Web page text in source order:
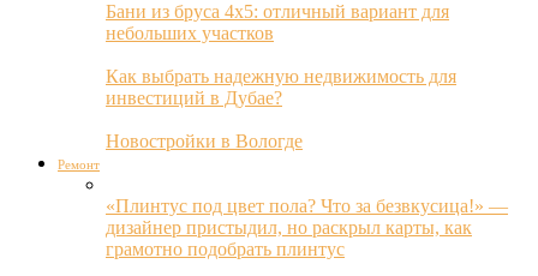
Бани из бруса 4х5: отличный вариант для
небольших участков
Как выбрать надежную недвижимость для
инвестиций в Дубае?
Новостройки в Вологде
Ремонт
«Плинтус под цвет пола? Что за безвкусица!» —
дизайнер пристыдил, но раскрыл карты, как
грамотно подобрать плинтус